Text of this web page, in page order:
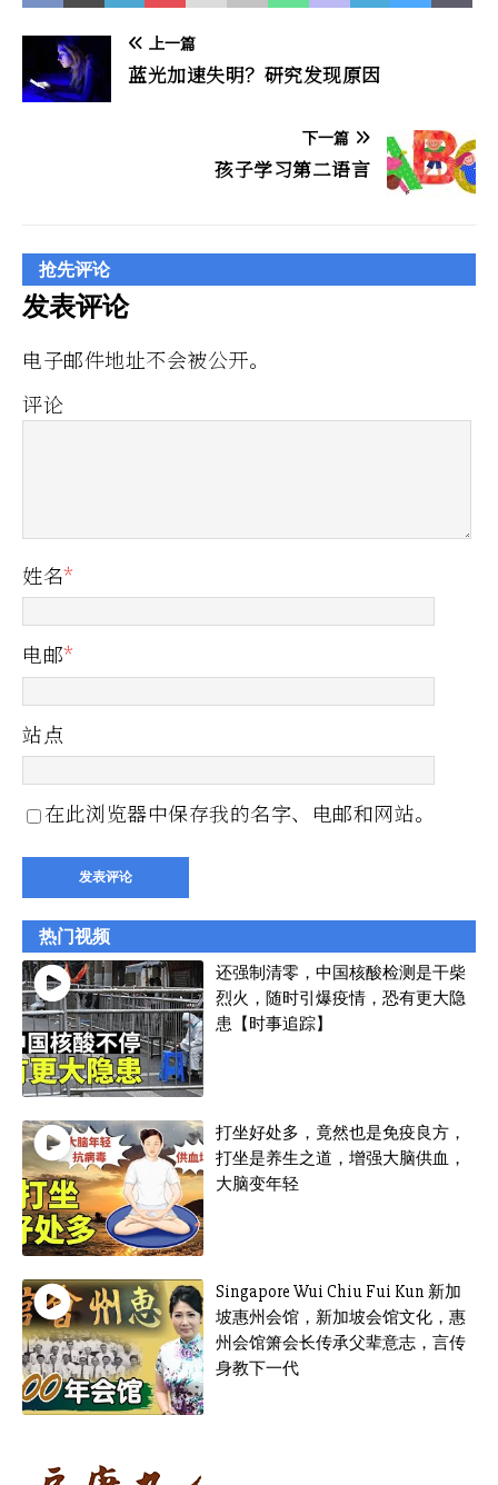
上一篇
蓝光加速失明？研究发现原因
下一篇
孩子学习第二语言
抢先评论
发表评论
电子邮件地址不会被公开。
评论
姓名*
电邮*
站点
在此浏览器中保存我的名字、电邮和网站。
热门视频
还强制清零，中国核酸检测是干柴
烈火，随时引爆疫情，恐有更大隐
患【时事追踪】
打坐好处多，竟然也是免疫良方，
打坐是养生之道，增强大脑供血，
大脑变年轻
Singapore Wui Chiu Fui Kun 新加
坡惠州会馆，新加坡会馆文化，惠
州会馆箫会长传承父辈意志，言传
身教下一代